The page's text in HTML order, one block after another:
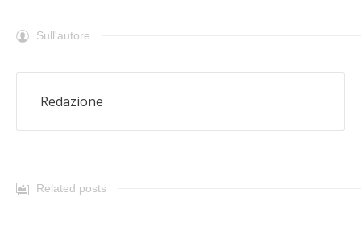
Sull'autore
Redazione
Related posts